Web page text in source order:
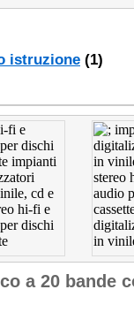
istruzione (1)
a 20 bande